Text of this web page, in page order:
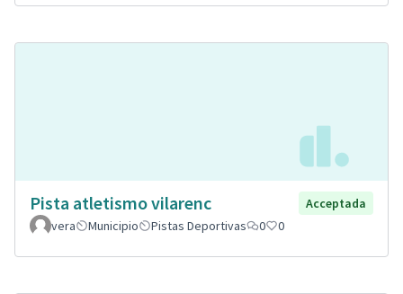
Pista atletismo vilarenc
Acceptada
vera
Municipio Pistas Deportivas 0 0